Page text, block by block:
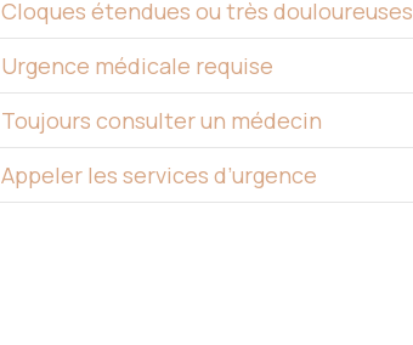
Cloques étendues ou très douloureuses
Urgence médicale requise
Toujours consulter un médecin
Appeler les services d’urgence